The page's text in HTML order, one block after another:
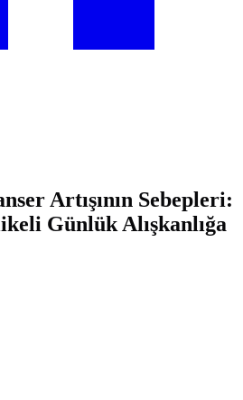
Artışının Sebepleri:
Günlük Alışkanlığa